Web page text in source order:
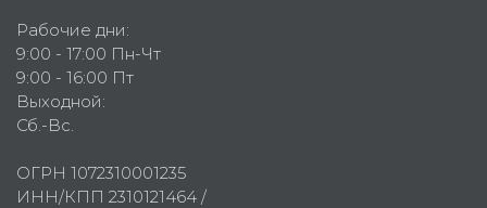
Рабочие дни:
9:00 - 17:00 Пн-Чт
9:00 - 16:00 Пт
Выходной:
Сб.-Вс.
ОГРН 1072310001235
ИНН/КПП 2310121464 /